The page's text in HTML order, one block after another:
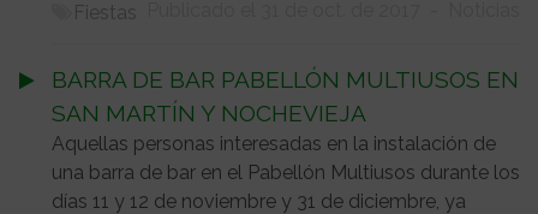
Fiestas
BARRA DE BAR PABELLÓN MULTIUSOS EN
SAN MARTÍN Y NOCHEVIEJA
Aquellas personas interesadas en la instalación de
una barra de bar en el Pabellón Multiusos durante los
días 11 y 12 de noviembre y 31 de diciembre, ya